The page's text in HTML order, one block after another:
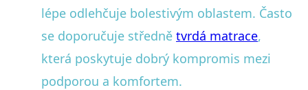
lépe odlehčuje bolestivým oblastem. Často
se doporučuje středně tvrdá matrace,
která poskytuje dobrý kompromis mezi
podporou a komfortem.